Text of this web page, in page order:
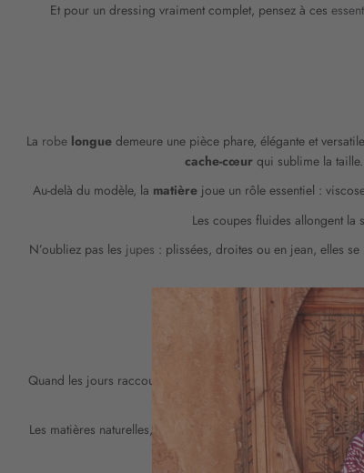
Et pour un dressing vraiment complet, pensez à ces
La robe longue demeure une pièce phare, élégante et
cache-cœur qui sublime la
Au-delà du modèle, la matière joue un rôle essentiel :
Les coupes fluides allongent la
N’oubliez pas les jupes : plissées, droites ou en jean, elles se
Quand les jours raccourcissent, le style ne s’arrête pas. Un
Les matières naturelles, comme la
laine , procurent une